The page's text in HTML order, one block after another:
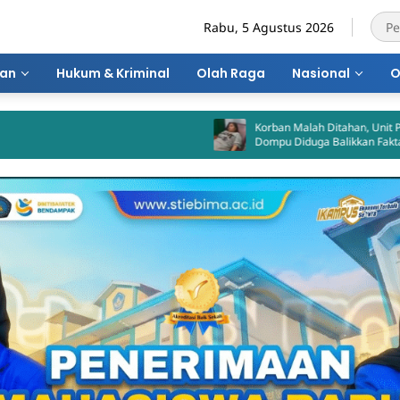
Rabu, 5 Agustus 2026
Hukum & Kriminal Olah Raga Nasional
Korban Malah Ditahan, Unit PPA Polres
Dompu Diduga Balikkan Fakta Kasus
Penganiayaan